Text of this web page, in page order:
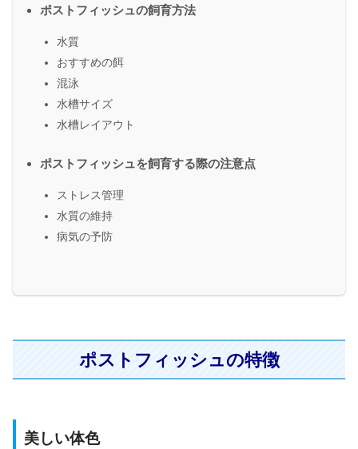
ポストフィッシュの飼育方法
水質
おすすめの餌
混泳
水槽サイズ
水槽レイアウト
ポストフィッシュを飼育する際の注意点
ストレス管理
水質の維持
病気の予防
ポストフィッシュの特徴
美しい体色